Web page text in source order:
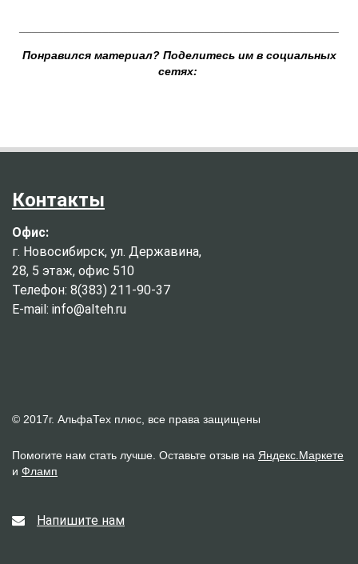
Понравился материал? Поделитесь им в социальных
сетях:
Контакты
Офис:
г. Новосибирск, ул. Державина,
28, 5 этаж, офис 510
Телефон: 8(383) 211-90-37
E-mail: info@alteh.ru
© 2017г. АльфаТех плюс, все права защищены
Помогите нам стать лучше. Оставьте отзыв на Яндекс.Маркете
и Фламп
Напишите нам